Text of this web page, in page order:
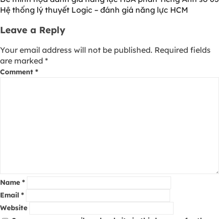
Hệ thống lý thuyết Logic – đánh giá năng lực HCM
Leave a Reply
Your email address will not be published. Required fields
are marked *
Comment *
Name *
Email *
Website